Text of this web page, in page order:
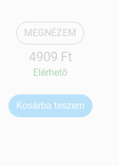
MEGNÉZEM
4909 Ft
Elérhetõ
Kosárba teszem